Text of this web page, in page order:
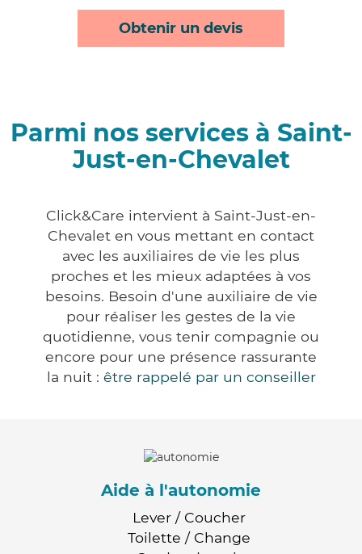
Obtenir un devis
Parmi nos services à Saint-
Just-en-Chevalet
Click&Care intervient à Saint-Just-en-
Chevalet en vous mettant en contact
avec les auxiliaires de vie les plus
proches et les mieux adaptées à vos
besoins. Besoin d'une auxiliaire de vie
pour réaliser les gestes de la vie
quotidienne, vous tenir compagnie ou
encore pour une présence rassurante
la nuit : être rappelé par un conseiller
Aide à l'autonomie
Lever / Coucher
Toilette / Change